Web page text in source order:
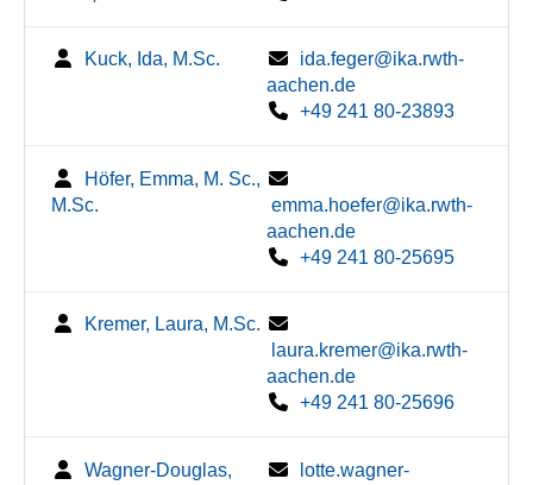
Kuck, Ida, M.Sc.
ida.feger@ika.rwth-
aachen.de
+49 241 80-23893
Höfer, Emma, M. Sc.,
M.Sc.
emma.hoefer@ika.rwth-
aachen.de
+49 241 80-25695
Kremer, Laura, M.Sc.
laura.kremer@ika.rwth-
aachen.de
+49 241 80-25696
Wagner-Douglas,
lotte.wagner-